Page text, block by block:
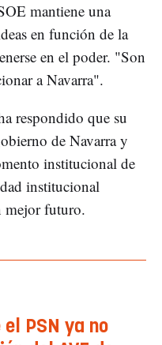
mantiene una
en función de la
en el poder. "Son
a Navarra".
respondido que su
de Navarra y
institucional de
institucional
mejor futuro.
PSN ya no